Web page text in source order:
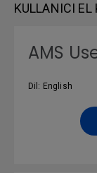
KULLANICI EL
AMS
Dil: English